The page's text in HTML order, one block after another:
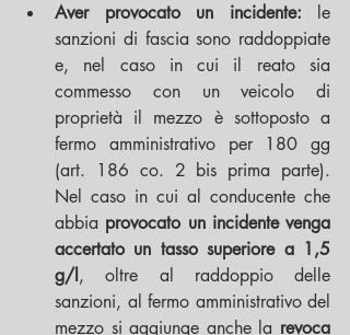
Aver provocato un incidente: le
sanzioni di fascia sono raddoppiate
e, nel caso in cui il reato sia
commesso con un veicolo di
proprietà il mezzo è sottoposto a
fermo amministrativo per 180 gg
(art. 186 co. 2 bis prima parte).
Nel caso in cui al conducente che
abbia provocato un incidente venga
accertato un tasso superiore a 1,5
g/l, oltre al raddoppio delle
sanzioni, al fermo amministrativo del
mezzo si aggiunge anche la revoca